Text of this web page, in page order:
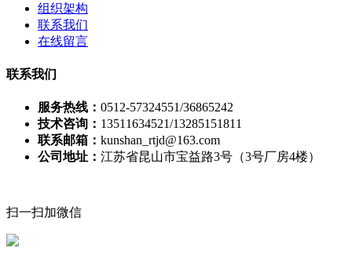
组织架构
联系我们
在线留言
联系我们
服务热线： 0512-57324551/36865242
技术咨询： 13511634521/13285151811
联系邮箱： kunshan_rtjd@163.com
公司地址： 江苏省昆山市宝益路3号（3号厂房4楼）
扫一扫加微信